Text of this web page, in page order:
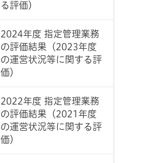
る評価）
2024年度 指定管理業務
の評価結果（2023年度
の運営状況等に関する評
価）
2022年度 指定管理業務
の評価結果（2021年度
の運営状況等に関する評
価）